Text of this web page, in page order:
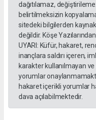
dağıtılamaz,
belirtilmeksizin
sitedeki bilgilerden
değildir. Köşe
UYARI: Küfür, hakaret,
inançlara saldırı içeren,
karakter kullanılmayan
yorumlar
hakaret içerikli yorumlar
dava açılabilmektedir.